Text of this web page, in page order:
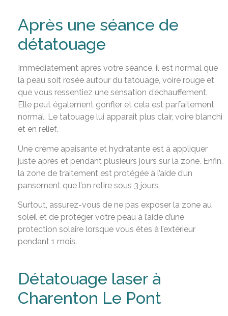
Après une séance de
détatouage
Immédiatement après votre séance, il est normal que
la peau soit rosée autour du tatouage, voire rouge et
que vous ressentiez une sensation d’échauffement.
Elle peut également gonfler et cela est parfaitement
normal. Le tatouage lui apparait plus clair, voire blanchi
et en relief.
Une crème apaisante et hydratante est à appliquer
juste après et pendant plusieurs jours sur la zone. Enfin,
la zone de traitement est protégée à l’aide d’un
pansement que l’on retire sous 3 jours.
Surtout, assurez-vous de ne pas exposer la zone au
soleil et de protéger votre peau à l’aide d’une
protection solaire lorsque vous êtes à l’extérieur
pendant 1 mois.
Détatouage laser à
Charenton Le Pont